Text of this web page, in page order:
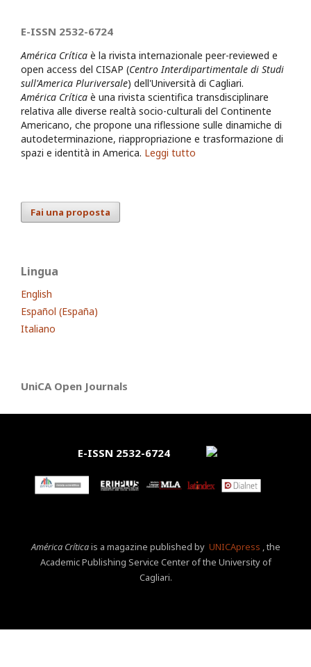
E-ISSN 2532-6724
América Crítica è la rivista internazionale peer-reviewed e
open access del CISAP (Centro Interdipartimentale di Studi
sull'America Pluriversale) dell'Università di Cagliari.
América Crítica è una rivista scientifica transdisciplinare
relativa alle diverse realtà socio-culturali del Continente
Americano, che propone una riflessione sulle dinamiche di
autodeterminazione, riappropriazione e trasformazione di
spazi e identità in America. Leggi tutto
Fai una proposta
Lingua
English
Español (España)
Italiano
UniCA Open Journals
E-ISSN 2532-6724
América Críticais a magazine published by UNICApress , the
Academic Publishing Service Center of the University of
Cagliari.